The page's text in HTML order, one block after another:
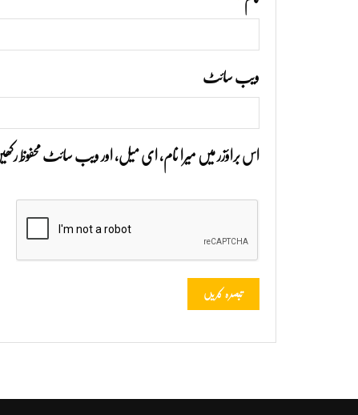
ویب‌ سائٹ
اس براؤزر میں میرا نام، ای میل، اور ویب سائٹ محفوظ